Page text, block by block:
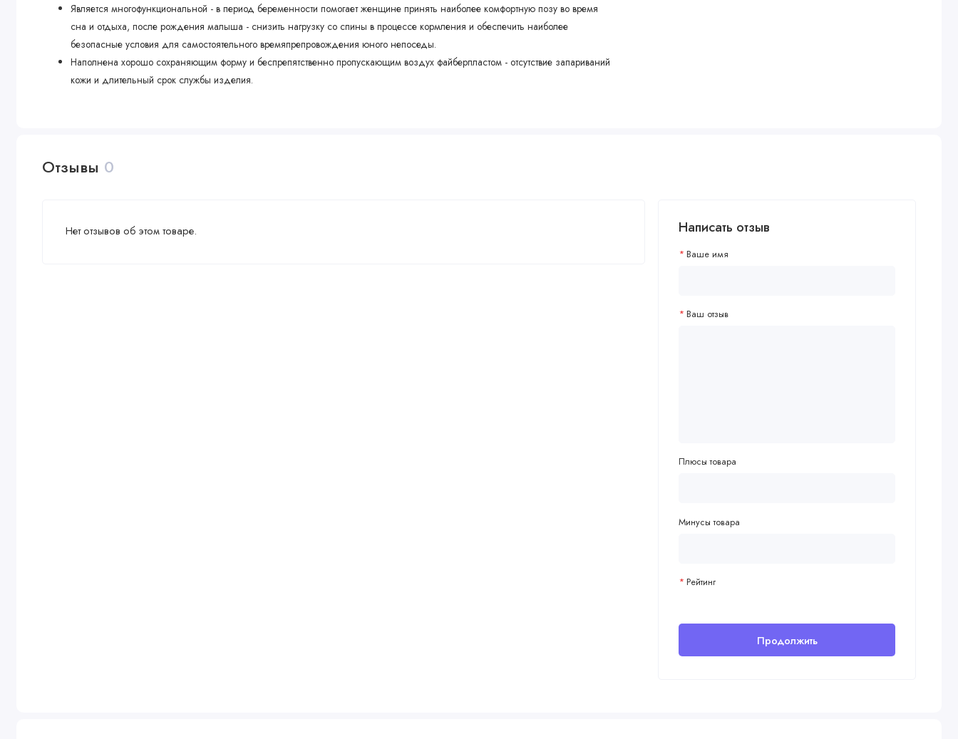
Является многофункциональной - в период беременности помогает женщине принять наиболее комфортную позу во время
сна и отдыха, после рождения малыша - снизить нагрузку со спины в процессе кормления и обеспечить наиболее
безопасные условия для самостоятельного времяпрепровождения юного непоседы.
Наполнена хорошо сохраняющим форму и беспрепятственно пропускающим воздух файберпластом - отсутствие запариваний
кожи и длительный срок службы изделия.
Отзывы 0
Нет отзывов об этом товаре. Написать отзыв
Ваше имя
Ваш отзыв
Плюсы товара
Минусы товара
Рейтинг
Продолжить